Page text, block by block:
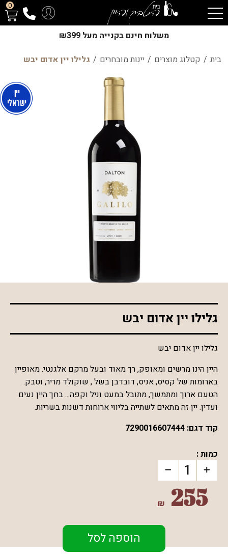
0
משלוח חינם בקנייה מעל ₪399
בית / קטלוג מוצרים / יינות מובחרים / גלילו יין אדום יבש
גלילו יין אדום יבש
גלילו יין אדום יבש
היין הינו מרשים ומאופק, רך מאוד ובעל מרקם אלגנטי. מאופיין
בארומות של קסיס, אניס, דובדבן בשל , שוקולד מריר, וטבק.
הטעם ארוך ומתמשך, מתובל במעט וניל וקפה... בחך היין נעים
ועדין. יין זה מתאים לשתייה בליווי ארוחות דשנות בשריות.
קוד דגם: 7290016607444
כמות :
255
₪
הוספה לסל